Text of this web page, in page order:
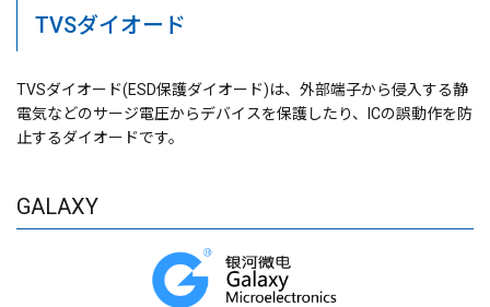
TVSダイオード
TVSダイオード(ESD保護ダイオード)は、外部端子から侵入する静
電気などのサージ電圧からデバイスを保護したり、ICの誤動作を防
止するダイオードです。
GALAXY